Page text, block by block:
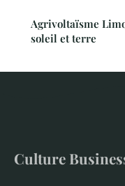
Agrivoltaïsme
soleil et terre
Culture